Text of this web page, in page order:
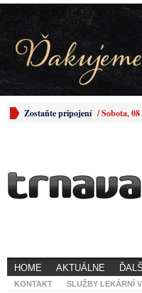
Zostaňte pripojení /Sobota,
HOME AKTUÁLNE
KONTAKT SLUŽBY LEKÁRNÍ